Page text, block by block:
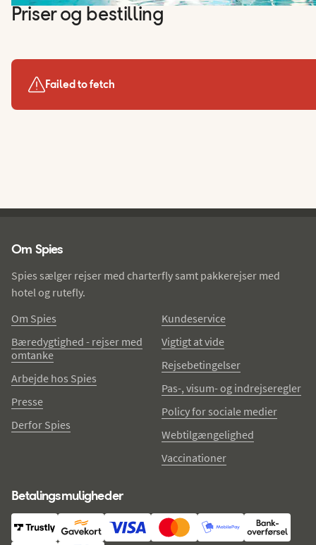
Priser og bestilling
Failed to fetch
Om Spies
Spies sælger rejser med charterfly samt pakkerejser med
hotel og rutefly.
Om Spies
Bæredygtighed - rejser med
omtanke
Arbejde hos Spies
Presse
Derfor Spies
Kundeservice
Vigtigt at vide
Rejsebetingelser
Pas-, visum- og indrejseregler
Policy for sociale medier
Webtilgængelighed
Vaccinationer
Betalingsmuligheder